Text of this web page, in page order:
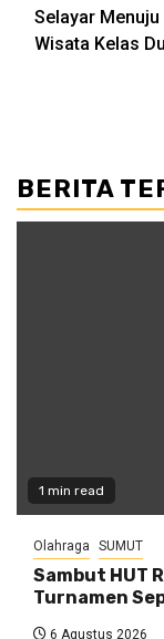
Selayar
Wisata Kelas
BERITA
1 min read
Olahraga SUMUT
Sambut HUT
Turnamen
6 Agustus 2026